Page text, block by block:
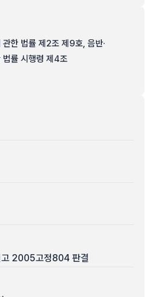
관한 법률 제2조 제9호, 음반·
법률 시행령 제4조
2005고정804 판결